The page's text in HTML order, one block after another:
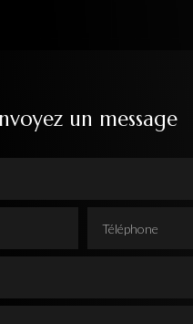
un message